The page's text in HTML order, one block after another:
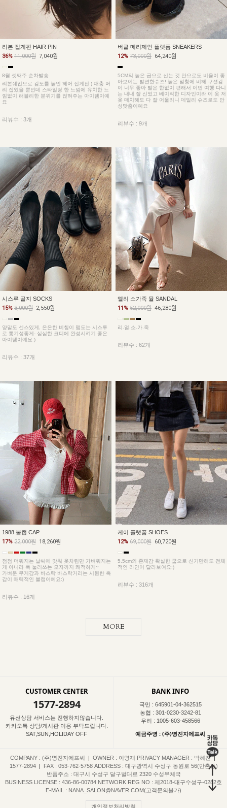
리본 집게핀 HAIR PIN
36% 11,000원 7,040원
8월 셋째주 순차발송
리본쉐입으로 감도를 높인 헤어 집게핀:) 대충 머
리 집었을 뿐인데 스타일링 한 느낌에 유치한 느
낌없이 러블리한 분위기를 얹혀주는 아이템이예
요
리뷰수 : 3개
버클 메리제인 플랫폼 SNEAKERS
12% 73,000원 64,240원
5CM의 높은 굽으로 신는 것 만으로도 비율이 좋
아보이는 발편한슈즈! 높은 밑창에 비해 쿠션감
이 너무 좋아 발은 한없이 편해서 이번 여행 다니
는 내내 잘 신었고 베이직한 디자인이라 이 옷 저
옷 매치해도 다 잘 어울리니 데일리 슈즈로도 안
성맞춤이예요
리뷰수 : 9개
시스루 골지 SOCKS
15% 3,000원 2,550원
양말도 센스있게, 은은한 비침이 맴도는 시스루
로 통기성좋게- 심심한 코디에 완성시키기 좋은
아이템이예요:)
리뷰수 : 37개
엘리 소가죽 뮬 SANDAL
11% 52,000원 46,280원
리.얼.소.가.죽
리뷰수 : 62개
1988 볼캡 CAP
17% 22,000원 18,260원
점점 더워지는 날씨에 맞춰 옷차림만 가벼워지는
게 아니라 푹 눌러쓰는 모자까지 쾌적하게~
가벼운 무게감과 바스락 바스락거리는 시원한 촉
감이 매력적인 볼캡이예요:)
리뷰수 : 16개
케이 플랫폼 SHOES
12% 69,000원 60,720원
5.5cm의 존재감 확실한 굽으로 신기만해도 전체
적인 라인이 달라보여요:)
리뷰수 : 316개
MORE
CUSTOMER CENTER
1577-2894
유선상담 서비스는 진행하지않습니다.
카카오톡 상담/게시판 이용 부탁드립니다.
SAT,SUN,HOLIDAY OFF
BANK INFO
국민 : 645901-04-362515
농협 : 301-0230-3242-81
우리 : 1005-603-458566
예금주명 : (주)명진지에프씨
COMPANY : (주)명진지에프씨 | OWNER : 이명재 PRIVACY MANAGER : 박혜진 |
1577-2894
| FAX : 053-762-5758 ADDRESS : 대구광역시 수성구 동원로 56(만촌동)
반품주소 : 대구시 수성구 달구벌대로 2320 수성우체국
BUSINESS LICENSE : 436-86-00784 NETWORK REG NO : 제2018-대구수성구-0282호
E-MAIL : NANA_SALON@NAVER.COM(고객문의불가)
개인정보처리방침